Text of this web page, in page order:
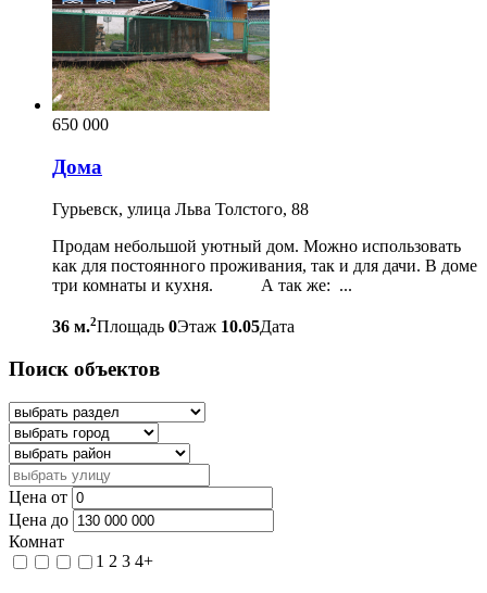
650 000
Дома
Гурьевск, улица Льва Толстого, 88
Продам небольшой уютный дом. Можно использовать
как для постоянного проживания, так и для дачи. В доме
три комнаты и кухня. А так же: ...
36 м.2Площадь 0Этаж 10.05Дата
Поиск объектов
Цена от
Цена до
Комнат
1 2 3 4+